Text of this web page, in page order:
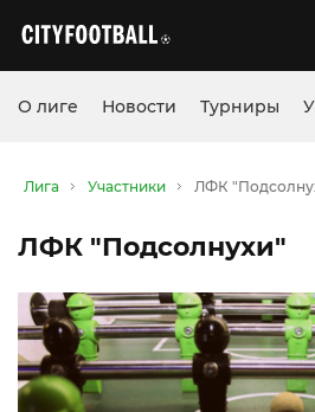
О лиге Новости Турниры
Лига Участники ЛФК
ЛФК "Подсолнухи"